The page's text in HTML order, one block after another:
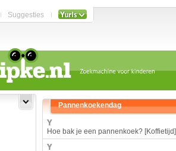
Suggesties
Pannenkoekendag
Hoe bak je een pannenkoek? [Koffietijd]